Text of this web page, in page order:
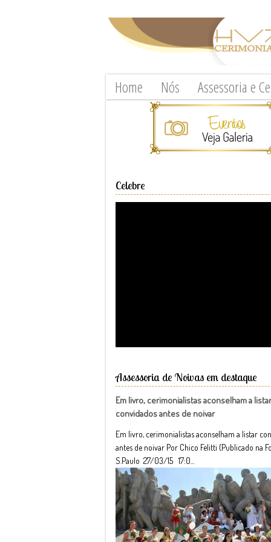
Home Nós Assessoria e
Celebre
Assessoria de Noivas em destaque
Em livro, cerimonialistas aconselham a listar
convidados antes de noivar
Em livro, cerimonialistas aconselham a listar
antes de noivar Por Chico Felitti (Publicado na
S.Paulo 27/03/15 17:0...